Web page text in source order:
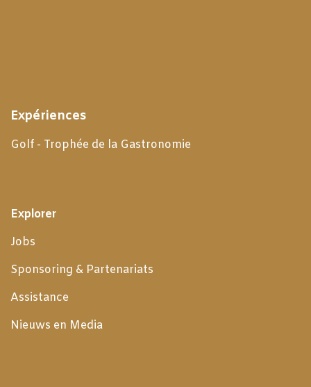
Expériences
Golf - Trophée de la Gastronomie
Explorer
Jobs
Sponsoring & Partenariats
Assistance
Nieuws en Media